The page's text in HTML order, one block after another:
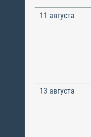
11 августа
13 августа